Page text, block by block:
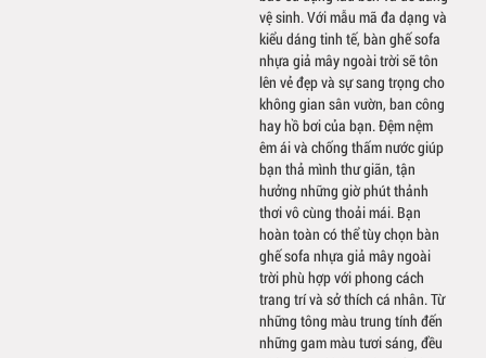
vệ sinh. Với mẫu mã đa dạng và
kiểu dáng tinh tế, bàn ghế sofa
nhựa giả mây ngoài trời sẽ tôn
lên vẻ đẹp và sự sang trọng cho
không gian sân vườn, ban công
hay hồ bơi của bạn. Đệm nệm
êm ái và chống thấm nước giúp
bạn thả mình thư giãn, tận
hưởng những giờ phút thảnh
thơi vô cùng thoải mái. Bạn
hoàn toàn có thể tùy chọn bàn
ghế sofa nhựa giả mây ngoài
trời phù hợp với phong cách
trang trí và sở thích cá nhân. Từ
những tông màu trung tính đến
những gam màu tươi sáng, đều